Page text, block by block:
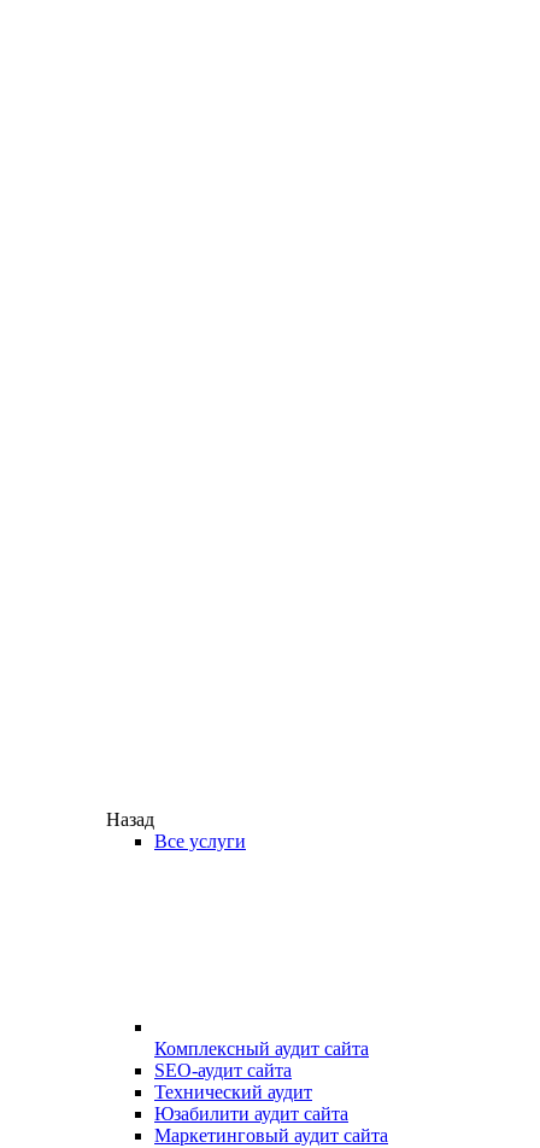
Назад
Все услуги
Комплексный аудит сайта
SEO-аудит сайта
Технический аудит
Юзабилити аудит сайта
Маркетинговый аудит сайта